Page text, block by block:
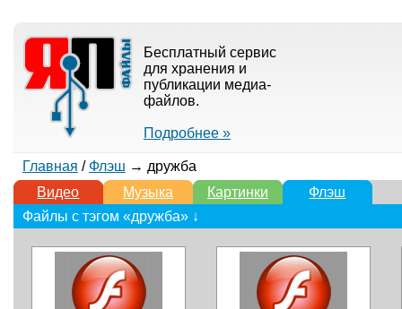
Бесплатный сервис
для хранения и
публикации медиа-
файлов.
Подробнее »
Главная / Флэш → дружба
Видео
Музыка Картинки
Флэш
Файлы с тэгом «дружба» ↓